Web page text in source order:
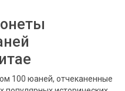
100 юаней, отчеканенные